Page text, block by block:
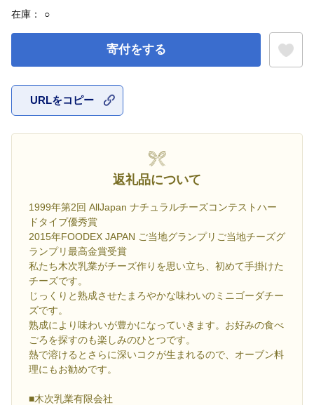
在庫： ○
寄付をする
URLをコピー
返礼品について
1999年第2回 AllJapan ナチュラルチーズコンテストハー
ドタイプ優秀賞
2015年FOODEX JAPAN ご当地グランプリご当地チーズグ
ランプリ最高金賞受賞
私たち木次乳業がチーズ作りを思い立ち、初めて手掛けた
チーズです。
じっくりと熟成させたまろやかな味わいのミニゴーダチー
ズです。
熟成により味わいが豊かになっていきます。お好みの食べ
ごろを探すのも楽しみのひとつです。
熱で溶けるとさらに深いコクが生まれるので、オーブン料
理にもお勧めです。
■木次乳業有限会社